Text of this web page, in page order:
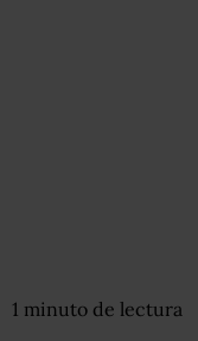
1 minuto de lectura